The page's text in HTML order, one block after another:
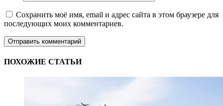
Сохранить моё имя, email и адрес сайта в этом браузере для
последующих моих комментариев.
ПОХОЖИЕ СТАТЬИ